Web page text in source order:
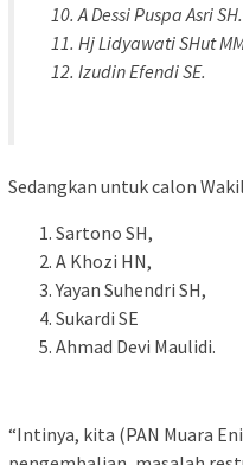
A Dessi Puspa Asri
Hj Lidyawati SHut
Izudin Efendi SE.
Sedangkan untuk calon
Sartono SH,
A Khozi HN,
Yayan Suhendri SH,
Sukardi SE
Ahmad Devi Maulidi.
“Intinya, kita (PAN Muara